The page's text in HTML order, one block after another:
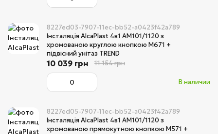
8227ed03-7907-11ec-bb52-a0423f42a789
Інсталяція AlcaPlast 4в1 AM101/1120 з
хромованою круглою кнопкою M671 +
підвісний унітаз TREND
В наличии
10 039 грн 11 154 грн
8227ed05-7907-11ec-bb52-a0423f42a789
Інсталяція AlcaPlast 4в1 AM101/1120 з
хромованою прямокутною кнопкою M571 +